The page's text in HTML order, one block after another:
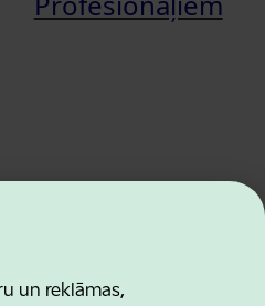
un reklāmas,